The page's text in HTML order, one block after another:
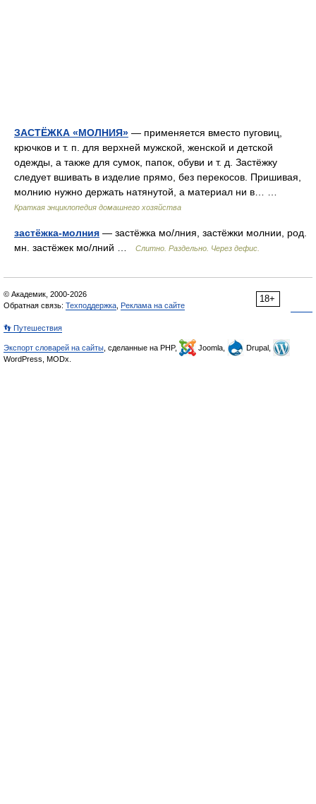
ЗАСТЁЖКА «МОЛНИЯ» — применяется вместо пуговиц,
крючков и т. п. для верхней мужской, женской и детской
одежды, а также для сумок, папок, обуви и т. д. Застёжку
следует вшивать в изделие прямо, без перекосов. Пришивая,
молнию нужно держать натянутой, а материал ни в… …
Краткая энциклопедия домашнего хозяйства
застёжка-молния — застёжка мо/лния, застёжки молнии, род.
мн. застёжек мо/лний …
Слитно. Раздельно. Через дефис.
18+
© Академик, 2000-2026
Обратная связь: Техподдержка Реклама на сайте
👣 Путешествия
Экспорт словарей на сайты , сделанные на PHP, Joomla,
Drupal,
WordPress, MODx.